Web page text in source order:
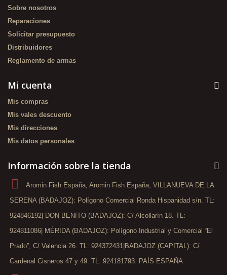
Sobre nosotros
Reparaciones
Solicitar presupuesto
Distribuidores
Reglamento de armas
Mi cuenta
Mis compras
Mis vales descuento
Mis direcciones
Mis datos personales
Información sobre la tienda
Aromin Fish España, Aromin Fish España, VILLANUEVA DE LA
SERENA (BADAJOZ): Polígono Comercial Ronda Hispanidad s/n. TL:
924846192| DON BENITO (BADAJOZ): C/ Alcollarín 18. TL:
924811086| MÉRIDA (BADAJOZ): Polígono Industrial y Comercial “El
Prado”, C/ Valencia 26. TL: 924372431|BADAJOZ (CAPITAL): C/
Cardenal Cisneros 47 y 49. TL: 924181793. PAÍS ESPAÑA